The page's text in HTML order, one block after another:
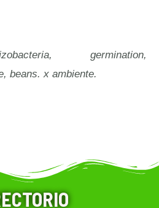
germination,
beans. x ambiente.